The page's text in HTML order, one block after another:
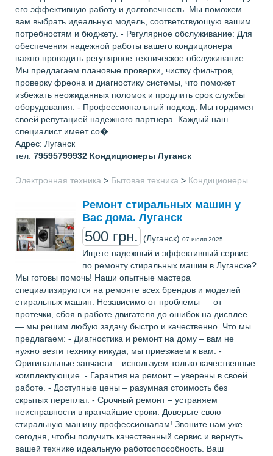
его эффективную работу и долговечность. Мы поможем
вам выбрать идеальную модель, соответствующую вашим
потребностям и бюджету. - Регулярное обслуживание: Для
обеспечения надежной работы вашего кондиционера
важно проводить регулярное техническое обслуживание.
Мы предлагаем плановые проверки, чистку фильтров,
проверку фреона и диагностику системы, что поможет
избежать неожиданных поломок и продлить срок службы
оборудования. - Профессиональный подход: Мы гордимся
своей репутацией надежного партнера. Каждый наш
специалист имеет со� ...
Адрес: Луганск
тел. 79595799932 Кондиционеры Луганск
Электронная техника > Бытовая техника > Кондиционеры
Ремонт стиральных машин у
Вас дома. Луганск
500 грн. (Луганск) 07 июля 2025
Ищете надежный и эффективный сервис
по ремонту стиральных машин в Луганске?
Мы готовы помочь! Наши опытные мастера
специализируются на ремонте всех брендов и моделей
стиральных машин. Независимо от проблемы — от
протечки, сбоя в работе двигателя до ошибок на дисплее
— мы решим любую задачу быстро и качественно. Что мы
предлагаем: - Диагностика и ремонт на дому – вам не
нужно везти технику никуда, мы приезжаем к вам. -
Оригинальные запчасти – используем только качественные
комплектующие. - Гарантия на ремонт – уверены в своей
работе. - Доступные цены – разумная стоимость без
скрытых переплат. - Срочный ремонт – устраняем
неисправности в кратчайшие сроки. Доверьте свою
стиральную машину профессионалам! Звоните нам уже
сегодня, чтобы получить качественный сервис и вернуть
вашей технике идеальную работоспособность. Ваш